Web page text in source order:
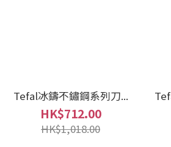
Tefal冰鑄不鏽鋼系列刀...
HK$712.00
HK$1,018.00